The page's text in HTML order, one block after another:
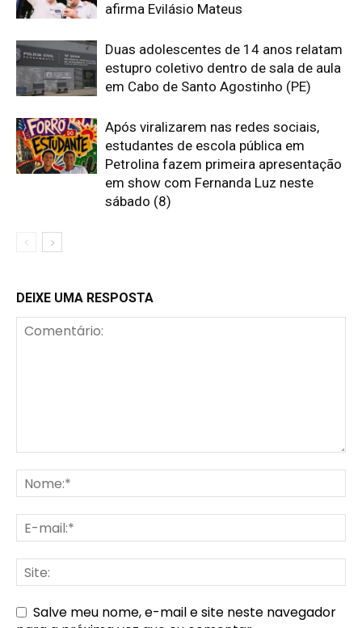
afirma Evilásio Mateus
Duas adolescentes de 14 anos relatam
estupro coletivo dentro de sala de aula
em Cabo de Santo Agostinho (PE)
Após viralizarem nas redes sociais,
estudantes de escola pública em
Petrolina fazem primeira apresentação
em show com Fernanda Luz neste
sábado (8)
DEIXE UMA RESPOSTA
Salve meu nome, e-mail e site neste navegador